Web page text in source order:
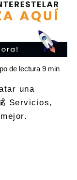
de lectura 9 min
una
Servicios,